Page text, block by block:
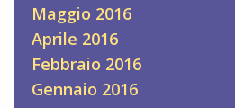
Maggio 2016
Aprile 2016
Febbraio 2016
Gennaio 2016